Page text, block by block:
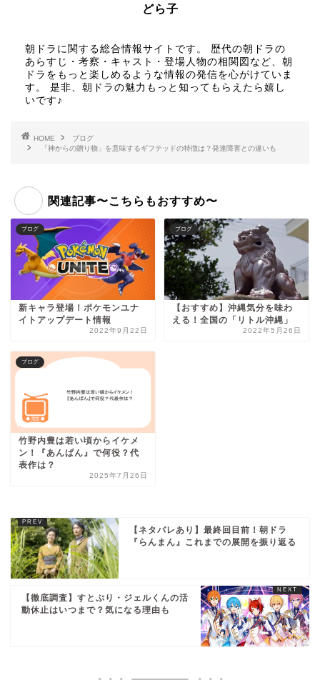
どら子
朝ドラに関する総合情報サイトです。 歴代の朝ドラの
あらすじ・考察・キャスト・登場人物の相関図など、朝
ドラをもっと楽しめるような情報の発信を心がけていま
す。 是非、朝ドラの魅力もっと知ってもらえたら嬉し
いです♪
HOME
ブログ
「神からの贈り物」を意味するギフテッドの特徴は？発達障害との違いも
関連記事〜こちらもおすすめ〜
ブログ
新キャラ登場！ポケモンユナ
イトアップデート情報
2022年9月22日
ブログ
【おすすめ】沖縄気分を味わ
える！全国の「リトル沖縄」
2022年5月26日
ブログ
竹野内豊は若い頃からイケメ
ン！『あんぱん』で何役？代
表作は？
2025年7月26日
【ネタバレあり】最終回目前！朝ドラ
『らんまん』これまでの展開を振り返る
【徹底調査】すとぷり・ジェルくんの活
動休止はいつまで？気になる理由も